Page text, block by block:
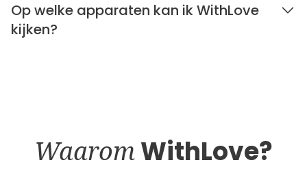
Op welke apparaten kan ik WithLove
kijken?
WaaromWithLove?